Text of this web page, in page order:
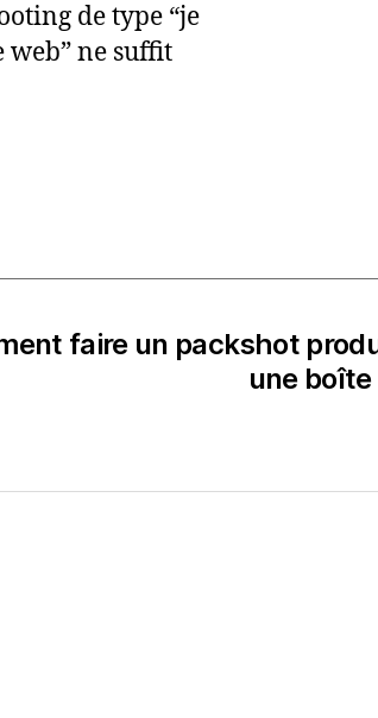
de type “je
web” ne suffit
faire un packshot
une boîte